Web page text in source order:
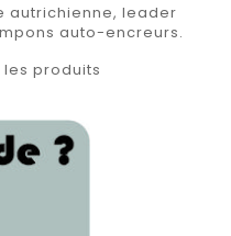
autrichienne, leader
auto-encreurs.
les produits